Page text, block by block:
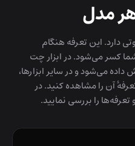
مدل
دارد. این تعرفه هنگام
کسر می‌شود. در ابزار چت
می‌شود و در سایر ابزارها،
آن را مشاهده کنید. در
را بررسی نمایید.